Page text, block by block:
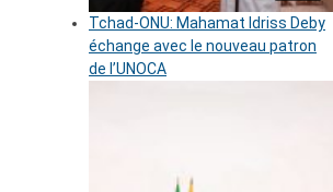
Tchad-ONU: Mahamat Idriss Deby
échange avec le nouveau patron
de l’UNOCA